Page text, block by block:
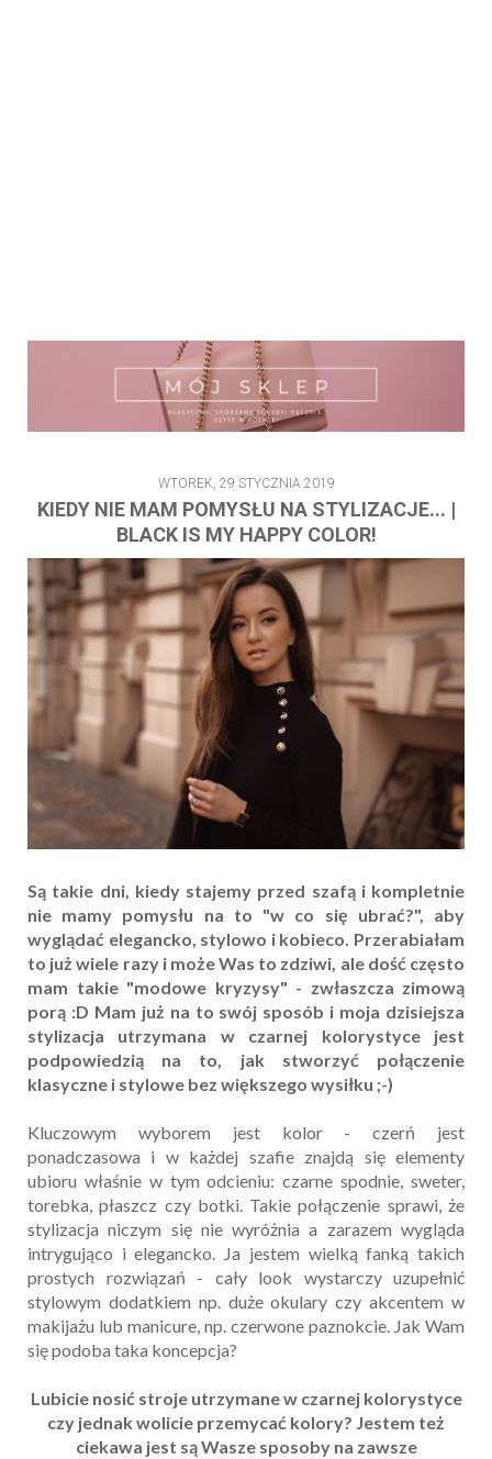
WTOREK, 29 STYCZNIA 2019
KIEDY NIE MAM POMYSŁU NA STYLIZACJE... |
BLACK IS MY HAPPY COLOR!
Są takie dni, kiedy stajemy przed szafą i kompletnie
nie mamy pomysłu na to "w co się ubrać?", aby
wyglądać elegancko, stylowo i kobieco. Przerabiałam
to już wiele razy i może Was to zdziwi, ale dość często
mam takie "modowe kryzysy" - zwłaszcza zimową
porą :D Mam już na to swój sposób i moja dzisiejsza
stylizacja utrzymana w czarnej kolorystyce jest
podpowiedzią na to, jak stworzyć połączenie
klasyczne i stylowe bez większego wysiłku ;-)
Kluczowym wyborem jest kolor - czerń jest
ponadczasowa i w każdej szafie znajdą się elementy
ubioru właśnie w tym odcieniu: czarne spodnie, sweter,
torebka, płaszcz czy botki. Takie połączenie sprawi, że
stylizacja niczym się nie wyróżnia a zarazem wygląda
intrygująco i elegancko. Ja jestem wielką fanką takich
prostych rozwiązań - cały look wystarczy uzupełnić
stylowym dodatkiem np. duże okulary czy akcentem w
makijażu lub manicure, np. czerwone paznokcie. Jak Wam
się podoba taka koncepcja?
Lubicie nosić stroje utrzymane w czarnej kolorystyce
czy jednak wolicie przemycać kolory? Jestem też
ciekawa jest są Wasze sposoby na zawsze